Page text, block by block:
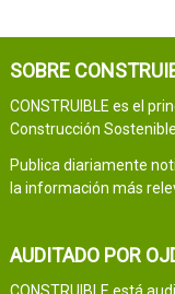
SOBRE
CONSTRUIBLE es el
Construcción Sostenible.
Publica diariamente
la información más
AUDITADO POR